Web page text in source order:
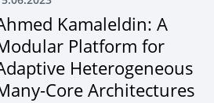
Kamaleldin: A
Platform for
Heterogeneous
Core Architectures